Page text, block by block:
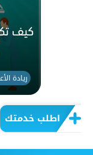
اطلب خدمتك
كيف
ريادة